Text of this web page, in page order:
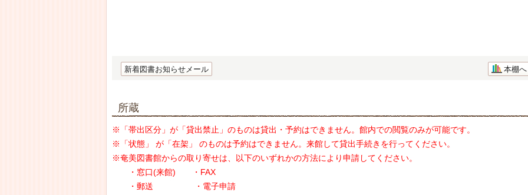
新着図書お知らせメール 本棚へ
所蔵
※「帯出区分」が「貸出禁止」のものは貸出・予約はできません。館内での閲覧のみが可能です。
※「状態」 が「在架」 のものは予約はできません。来館して貸出手続きを行ってください。
※奄美図書館からの取り寄せは、以下のいずれかの方法により申請してください。
・窓口(来館) ・FAX
・郵送 ・電子申請